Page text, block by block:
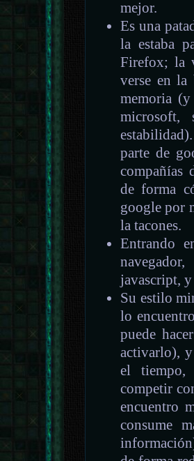
mejor.
Es una
la estaba
Firefox; la
verse en la
memoria
microsoft,
parte de
compañías
de forma
google por
la tacones.
Entrando
javascript,
Su estilo
lo
puede
activarlo), y
el tiempo,
competir
encuentro
consume